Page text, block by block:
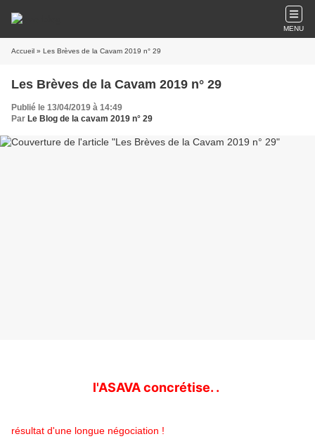
MENU
Accueil » Les Brèves de la Cavam 2019 n° 29
Les Brèves de la Cavam 2019 n° 29
Publié le 13/04/2019 à 14:49
Par Le Blog de la cavam 2019 n° 29
l'ASAVA concrétise. .
résultat d'une longue négociation !